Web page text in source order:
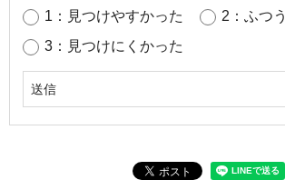
1：見つけやすかった
2：ふつう
3：見つけにくかった